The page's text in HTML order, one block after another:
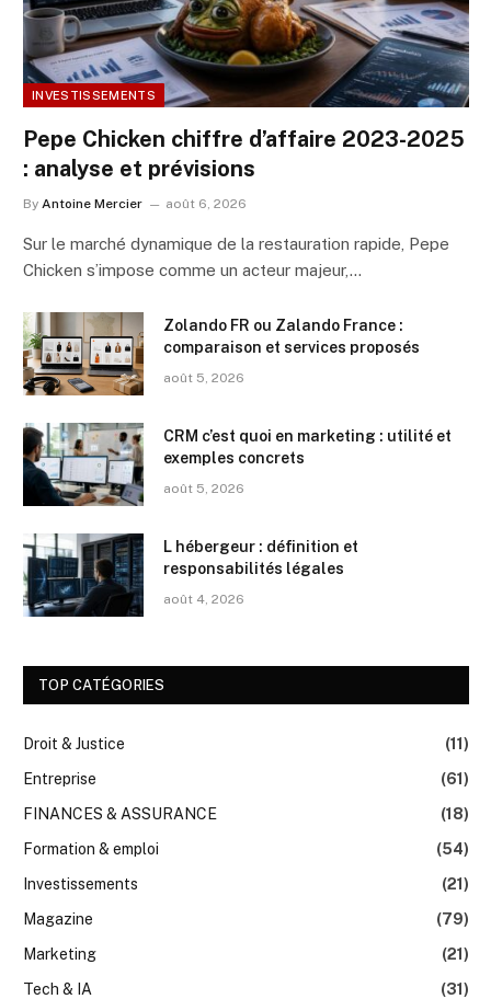
INVESTISSEMENTS
Pepe Chicken chiffre d’affaire 2023-2025
: analyse et prévisions
By Antoine Mercier août 6, 2026
Sur le marché dynamique de la restauration rapide, Pepe
Chicken s’impose comme un acteur majeur,…
Zolando FR ou Zalando France :
comparaison et services proposés
août 5, 2026
CRM c’est quoi en marketing : utilité et
exemples concrets
août 5, 2026
L hébergeur : définition et
responsabilités légales
août 4, 2026
TOP CATÉGORIES
Droit & Justice
(11)
Entreprise
(61)
FINANCES & ASSURANCE
(18)
Formation & emploi
(54)
Investissements
(21)
Magazine
(79)
Marketing
(21)
Tech & IA
(31)